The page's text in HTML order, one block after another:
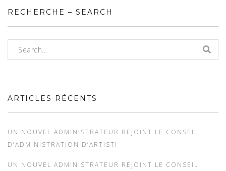
RECHERCHE – SEARCH
ARTICLES RÉCENTS
UN NOUVEL ADMINISTRATEUR REJOINT LE CONSEIL
D’ADMINISTRATION D’ARTISTI
UN NOUVEL ADMINISTRATEUR REJOINT LE CONSEIL